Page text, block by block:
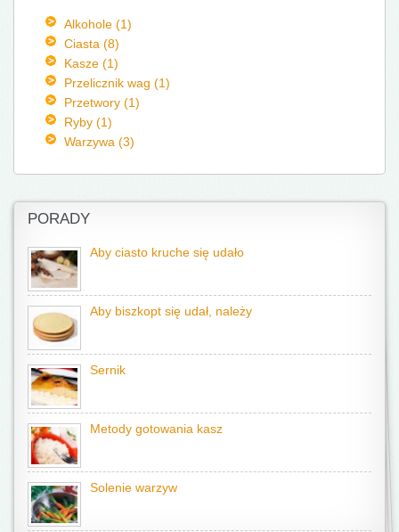
Alkohole (1)
Ciasta (8)
Kasze (1)
Przelicznik wag (1)
Przetwory (1)
Ryby (1)
Warzywa (3)
PORADY
Aby ciasto kruche się udało
Aby biszkopt się udał, należy
Sernik
Metody gotowania kasz
Solenie warzyw